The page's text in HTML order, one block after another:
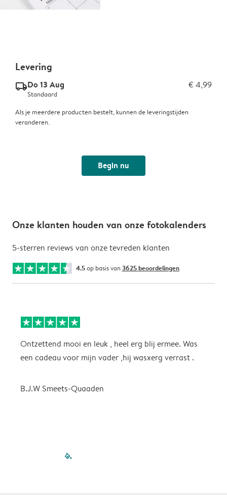
Levering
delivery_standard_v2Do 13 Aug € 4,99
Standaard
Als je meerdere producten bestelt, kunnen de leveringstijden
veranderen.
Begin nu
Onze klanten houden van onze fotokalenders
5-sterren reviews van onze tevreden klanten
4.5op basis van 3625 beoordelingen
Ontzettend mooi en leuk , heel erg blij ermee. Was
een cadeau voor mijn vader ,hij wasxerg verrast .
B.J.W Smeets-Quaaden
filled-pagination